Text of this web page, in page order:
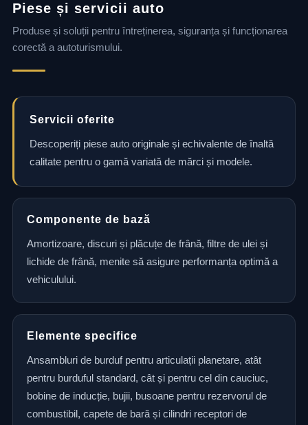
Piese și servicii auto
Produse și soluții pentru întreținerea, siguranța și funcționarea
corectă a autoturismului.
Servicii oferite
Descoperiți piese auto originale și echivalente de înaltă
calitate pentru o gamă variată de mărci și modele.
Componente de bază
Amortizoare, discuri și plăcuțe de frână, filtre de ulei și
lichide de frână, menite să asigure performanța optimă a
vehiculului.
Elemente specifice
Ansambluri de burduf pentru articulații planetare, atât
pentru burduful standard, cât și pentru cel din cauciuc,
bobine de inducție, bujii, busoane pentru rezervorul de
combustibil, capete de bară și cilindri receptori de